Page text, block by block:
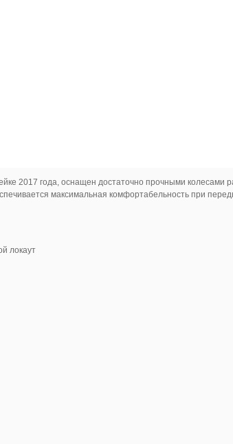
2017 года, оснащен достаточно прочными колесами
максимальная комфортабельность при
локаут